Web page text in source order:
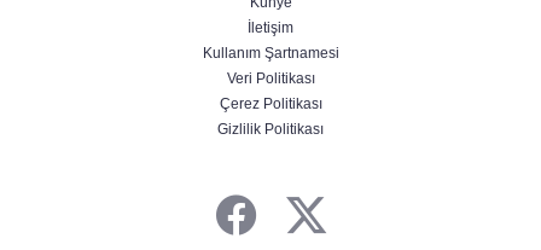
İletişim
Kullanım Şartnamesi
Veri Politikası
Çerez Politikası
Gizlilik Politikası